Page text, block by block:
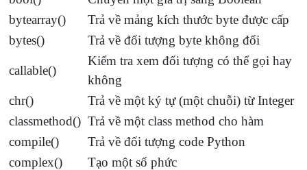
bytearray()
Trả về mảng kích thước byte được cấp
bytes()
Trả về đối tượng byte không đổi
callable()
Kiểm tra xem đối tượng có thể gọi hay
không
chr()
Trả về một ký tự (một chuỗi) từ Integer
classmethod() Trả về một class method cho hàm
compile()
Trả về đối tượng code Python
complex()
Tạo một số phức